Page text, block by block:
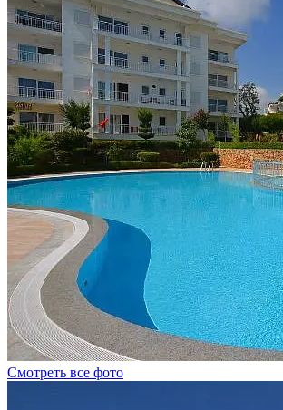
Смотреть все фото